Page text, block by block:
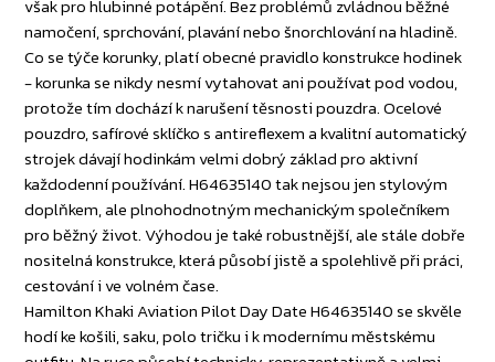
však pro hlubinné potápění. Bez problémů zvládnou běžné
namočení, sprchování, plavání nebo šnorchlování na hladině.
Co se týče korunky, platí obecné pravidlo konstrukce hodinek
- korunka se nikdy nesmí vytahovat ani používat pod vodou,
protože tím dochází k narušení těsnosti pouzdra. Ocelové
pouzdro, safírové sklíčko s antireflexem a kvalitní automatický
strojek dávají hodinkám velmi dobrý základ pro aktivní
každodenní používání. H64635140 tak nejsou jen stylovým
doplňkem, ale plnohodnotným mechanickým společníkem
pro běžný život. Výhodou je také robustnější, ale stále dobře
nositelná konstrukce, která působí jistě a spolehlivě při práci,
cestování i ve volném čase.
Hamilton Khaki Aviation Pilot Day Date H64635140 se skvěle
hodí ke košili, saku, polo tričku i k modernímu městskému